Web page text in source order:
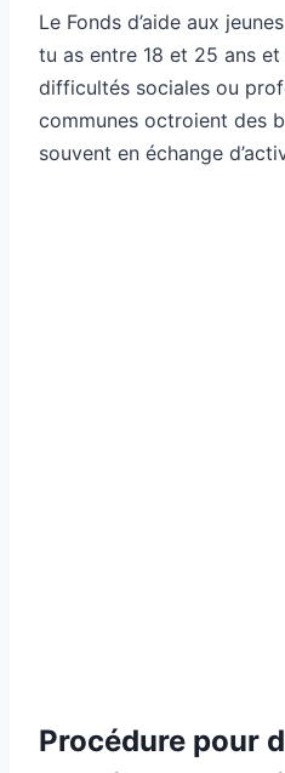
Le Fonds d’aide aux
tu as entre 18 et 25 ans
difficultés sociales ou
communes octroient des
souvent en échange
Procédure pour